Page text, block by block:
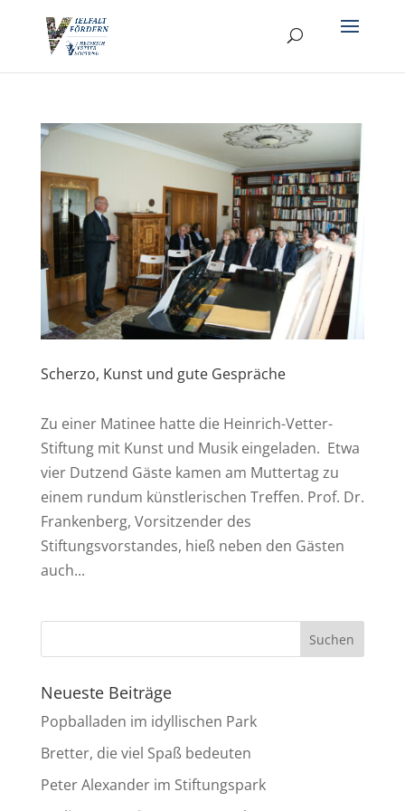
Scherzo, Kunst und gute Gespräche
Zu einer Matinee hatte die Heinrich-Vetter-
Stiftung mit Kunst und Musik eingeladen. Etwa
vier Dutzend Gäste kamen am Muttertag zu
einem rundum künstlerischen Treffen. Prof. Dr.
Frankenberg, Vorsitzender des
Stiftungsvorstandes, hieß neben den Gästen
auch...
Neueste Beiträge
Popballaden im idyllischen Park
Bretter, die viel Spaß bedeuten
Peter Alexander im Stiftungspark